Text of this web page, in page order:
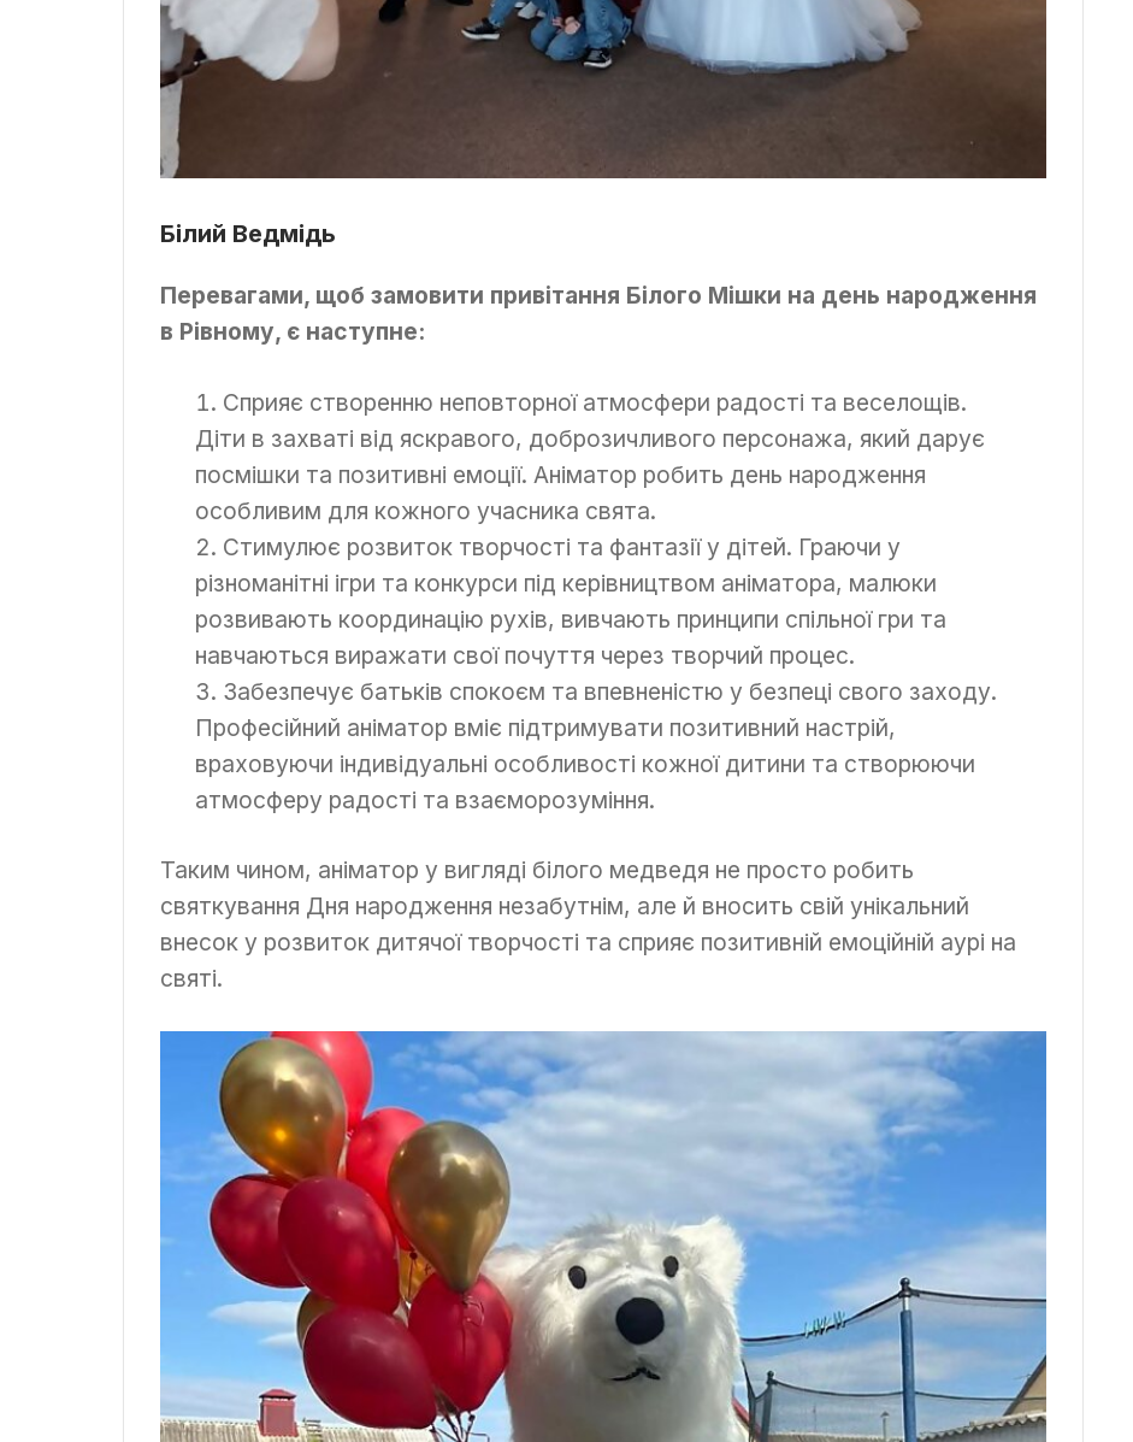
Білий Ведмідь
Перевагами, щоб замовити привітання Білого Мішки на день народження
в Рівному, є наступне:
Сприяє створенню неповторної атмосфери радості та веселощів.
Діти в захваті від яскравого, доброзичливого персонажа, який дарує
посмішки та позитивні емоції. Аніматор робить день народження
особливим для кожного учасника свята.
Стимулює розвиток творчості та фантазії у дітей. Граючи у
різноманітні ігри та конкурси під керівництвом аніматора, малюки
розвивають координацію рухів, вивчають принципи спільної гри та
навчаються виражати свої почуття через творчий процес.
Забезпечує батьків спокоєм та впевненістю у безпеці свого заходу.
Професійний аніматор вміє підтримувати позитивний настрій,
враховуючи індивідуальні особливості кожної дитини та створюючи
атмосферу радості та взаєморозуміння.
Таким чином, аніматор у вигляді білого медведя не просто робить
святкування Дня народження незабутнім, але й вносить свій унікальний
внесок у розвиток дитячої творчості та сприяє позитивній емоційній аурі на
святі.